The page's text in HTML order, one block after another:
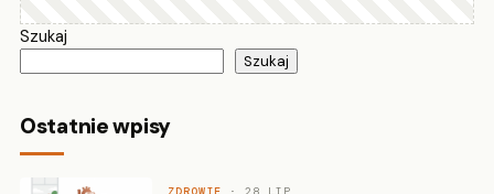
Szukaj
Szukaj
Ostatnie wpisy
ZDROWIE · 28 LIP